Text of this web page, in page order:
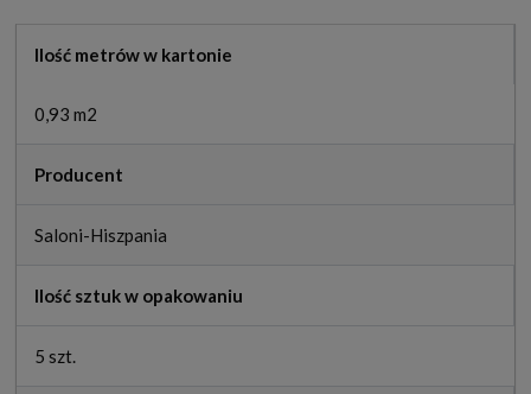
Ilość metrów w kartonie
0,93 m2
Producent
Saloni-Hiszpania
Ilość sztuk w opakowaniu
5 szt.